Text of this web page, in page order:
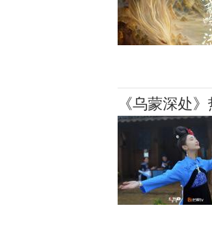
《乌蒙深处